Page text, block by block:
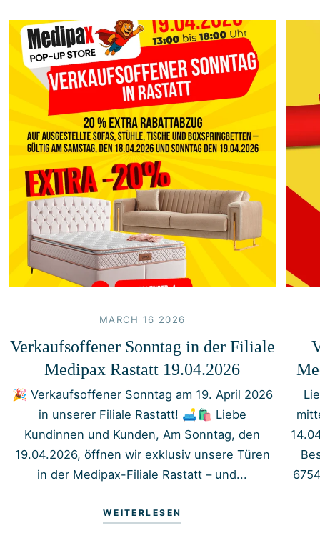
MARCH 16 2026
Verkaufsoffener Sonntag in der Filiale
Medipax Rastatt 19.04.2026
🎉 Verkaufsoffener Sonntag am 19. April 2026
in unserer Filiale Rastatt! 🛋️🛍️ Liebe
Kundinnen und Kunden, Am Sonntag, den
19.04.2026, öffnen wir exklusiv unsere Türen
in der Medipax-Filiale Rastatt – und...
WEITERLESEN